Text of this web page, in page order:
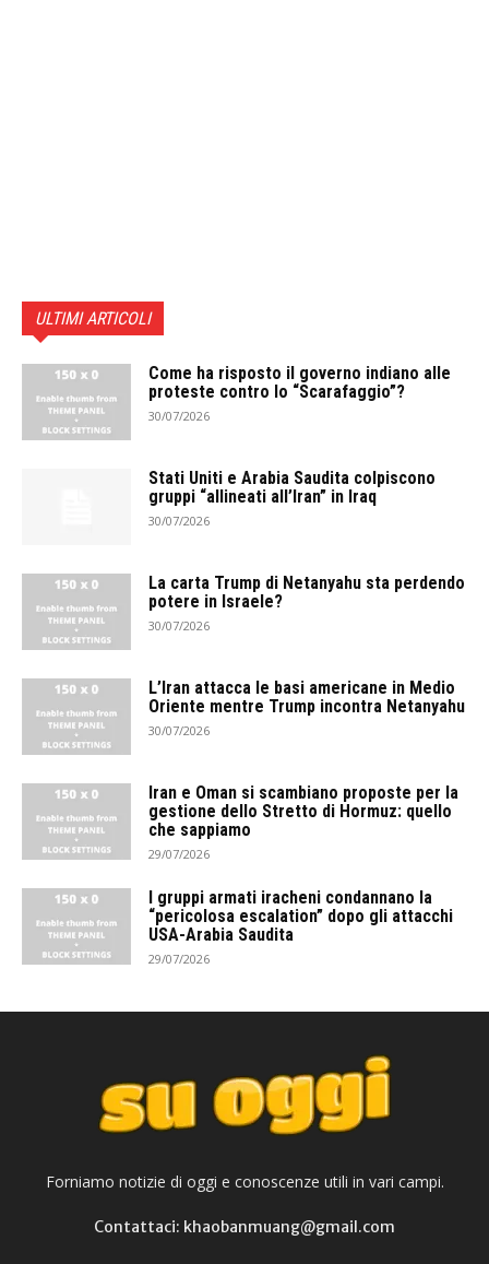
ULTIMI ARTICOLI
Come ha risposto il governo indiano alle
proteste contro lo “Scarafaggio”?
30/07/2026
Stati Uniti e Arabia Saudita colpiscono
gruppi “allineati all’Iran” in Iraq
30/07/2026
La carta Trump di Netanyahu sta perdendo
potere in Israele?
30/07/2026
L’Iran attacca le basi americane in Medio
Oriente mentre Trump incontra Netanyahu
30/07/2026
Iran e Oman si scambiano proposte per la
gestione dello Stretto di Hormuz: quello
che sappiamo
29/07/2026
I gruppi armati iracheni condannano la
“pericolosa escalation” dopo gli attacchi
USA-Arabia Saudita
29/07/2026
Forniamo notizie di oggi e conoscenze utili in vari campi.
Contattaci: khaobanmuang@gmail.com